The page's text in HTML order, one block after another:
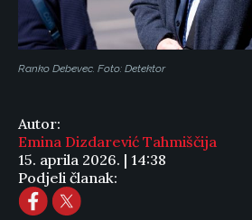
Ranko Debevec. Foto: Detektor
Autor:
Emina Dizdarević Tahmiščija
15. aprila 2026. | 14:38
Podjeli članak: